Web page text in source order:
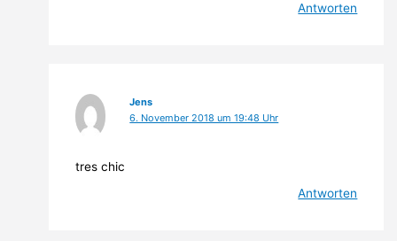
Antworten
Jens
6. November 2018 um 19:48 Uhr
tres chic
Antworten